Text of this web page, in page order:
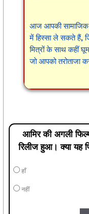
आज आपकी सामाजिक
में हिस्सा ले सकते हैं,
मित्रों के साथ कहीं
जो आपको तरोताजा
आमिर की अगली
रिलीज हुआ। क्या यह
हाँ
नहीं